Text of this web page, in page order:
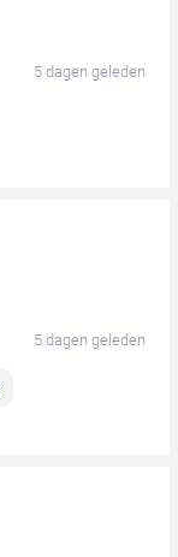
5 dagen geleden
5 dagen geleden